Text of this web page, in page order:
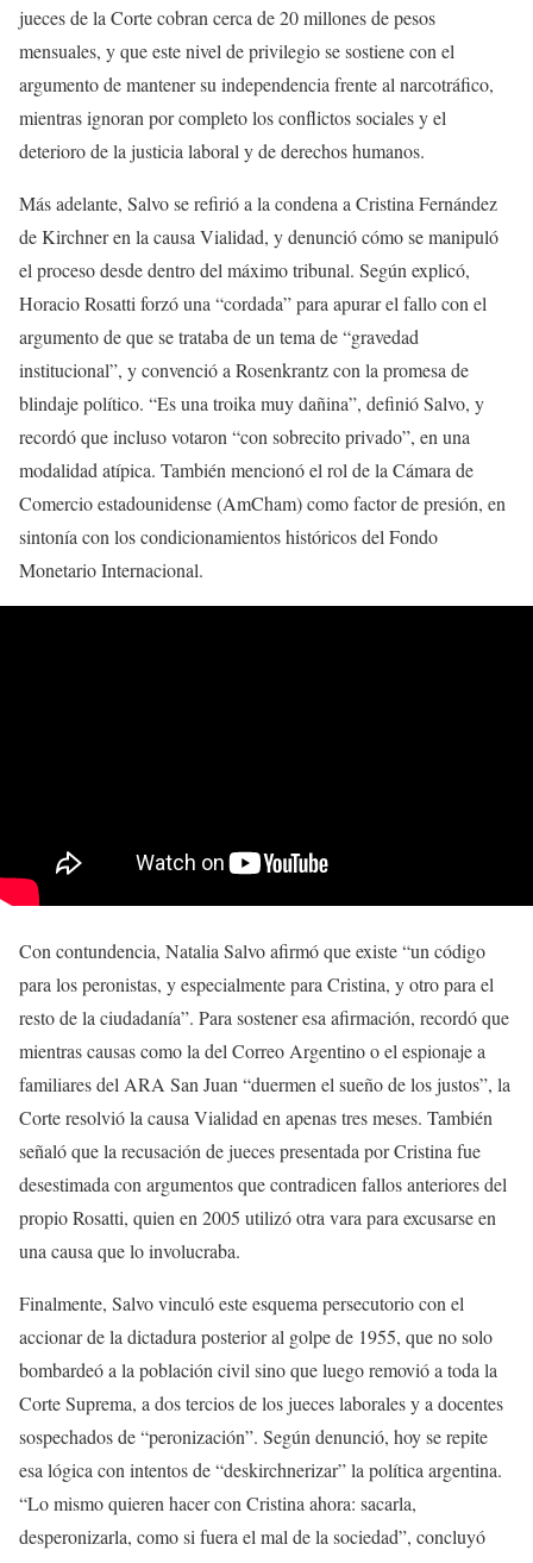
jueces de la Corte cobran cerca de 20 millones de pesos
mensuales, y que este nivel de privilegio se sostiene con el
argumento de mantener su independencia frente al narcotráfico,
mientras ignoran por completo los conflictos sociales y el
deterioro de la justicia laboral y de derechos humanos.
Más adelante, Salvo se refirió a la condena a Cristina Fernández
de Kirchner en la causa Vialidad, y denunció cómo se manipuló
el proceso desde dentro del máximo tribunal. Según explicó,
Horacio Rosatti forzó una “cordada” para apurar el fallo con el
argumento de que se trataba de un tema de “gravedad
institucional”, y convenció a Rosenkrantz con la promesa de
blindaje político. “Es una troika muy dañina”, definió Salvo, y
recordó que incluso votaron “con sobrecito privado”, en una
modalidad atípica. También mencionó el rol de la Cámara de
Comercio estadounidense (AmCham) como factor de presión, en
sintonía con los condicionamientos históricos del Fondo
Monetario Internacional.
Con contundencia, Natalia Salvo afirmó que existe “un código
para los peronistas, y especialmente para Cristina, y otro para el
resto de la ciudadanía”. Para sostener esa afirmación, recordó que
mientras causas como la del Correo Argentino o el espionaje a
familiares del ARA San Juan “duermen el sueño de los justos”, la
Corte resolvió la causa Vialidad en apenas tres meses. También
señaló que la recusación de jueces presentada por Cristina fue
desestimada con argumentos que contradicen fallos anteriores del
propio Rosatti, quien en 2005 utilizó otra vara para excusarse en
una causa que lo involucraba.
Finalmente, Salvo vinculó este esquema persecutorio con el
accionar de la dictadura posterior al golpe de 1955, que no solo
bombardeó a la población civil sino que luego removió a toda la
Corte Suprema, a dos tercios de los jueces laborales y a docentes
sospechados de “peronización”. Según denunció, hoy se repite
esa lógica con intentos de “deskirchnerizar” la política argentina.
“Lo mismo quieren hacer con Cristina ahora: sacarla,
desperonizarla, como si fuera el mal de la sociedad”, concluyó